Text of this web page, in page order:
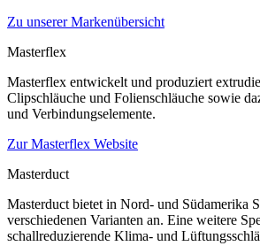
Zu unserer Markenübersicht
Masterflex
Masterflex entwickelt und produziert
Clipschläuche und Folienschläuche sowie
und Verbindungselemente.
Zur Masterflex Website
Masterduct
Masterduct bietet in Nord- und Südamerika
verschiedenen Varianten an. Eine weitere
schallreduzierende Klima- und